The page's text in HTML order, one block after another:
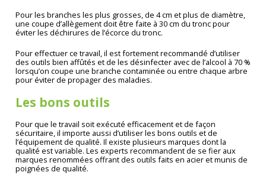
Pour les branches les plus grosses, de 4 cm et plus de diamètre,
une coupe d’allègement doit être faite à 30 cm du tronc pour
éviter les déchirures de l’écorce du tronc.
Pour effectuer ce travail, il est fortement recommandé d’utiliser
des outils bien affûtés et de les désinfecter avec de l’alcool à 70 %
lorsqu’on coupe une branche contaminée ou entre chaque arbre
pour éviter de propager des maladies.
Les bons outils
Pour que le travail soit exécuté efficacement et de façon
sécuritaire, il importe aussi d’utiliser les bons outils et de
l’équipement de qualité. Il existe plusieurs marques dont la
qualité est variable. Les experts recommandent de se fier aux
marques renommées offrant des outils faits en acier et munis de
poignées de qualité.